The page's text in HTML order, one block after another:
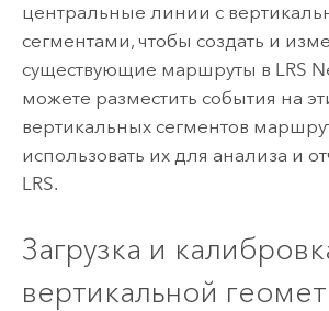
центральные линии с
сегментами, чтобы создать и
существующие маршруты в LRS
можете разместить события на
вертикальных сегментов
использовать их для анализа и
LRS.
Загрузка и
вертикальной